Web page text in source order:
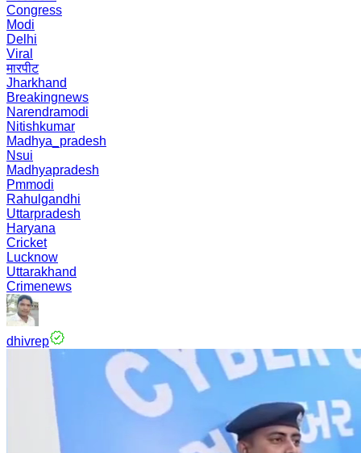
Congress
Modi
Delhi
Viral
मारपीट
Jharkhand
Breakingnews
Narendramodi
Nitishkumar
Madhya_pradesh
Nsui
Madhyapradesh
Pmmodi
Rahulgandhi
Uttarpradesh
Haryana
Cricket
Lucknow
Uttarakhand
Crimenews
dhivrep